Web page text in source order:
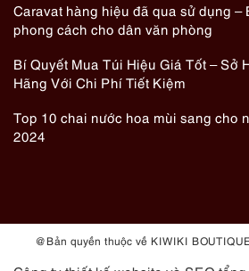
Caravat hàng hiệu đã qua sử dụng –
phong cách cho dân văn phòng
Bí Quyết Mua Túi Hiệu Giá Tốt – Sở
Hãng Với Chi Phí Tiết Kiệm
Top 10 chai nước hoa mùi sang cho
2024
@ Bản quyền thuộc về KIWIKI